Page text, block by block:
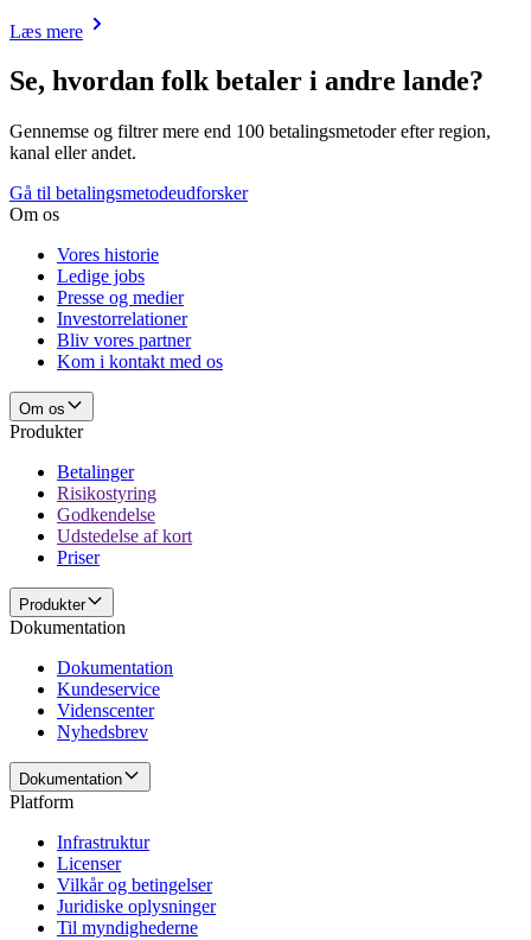
Læs mere
Se, hvordan folk betaler i andre lande?
Gennemse og filtrer mere end 100 betalingsmetoder efter region,
kanal eller andet.
Gå til betalingsmetodeudforsker
Om os
Vores historie
Ledige jobs
Presse og medier
Investorrelationer
Bliv vores partner
Kom i kontakt med os
Om os
Produkter
Betalinger
Risikostyring
Godkendelse
Udstedelse af kort
Priser
Produkter
Dokumentation
Dokumentation
Kundeservice
Videnscenter
Nyhedsbrev
Dokumentation
Platform
Infrastruktur
Licenser
Vilkår og betingelser
Juridiske oplysninger
Til myndighederne